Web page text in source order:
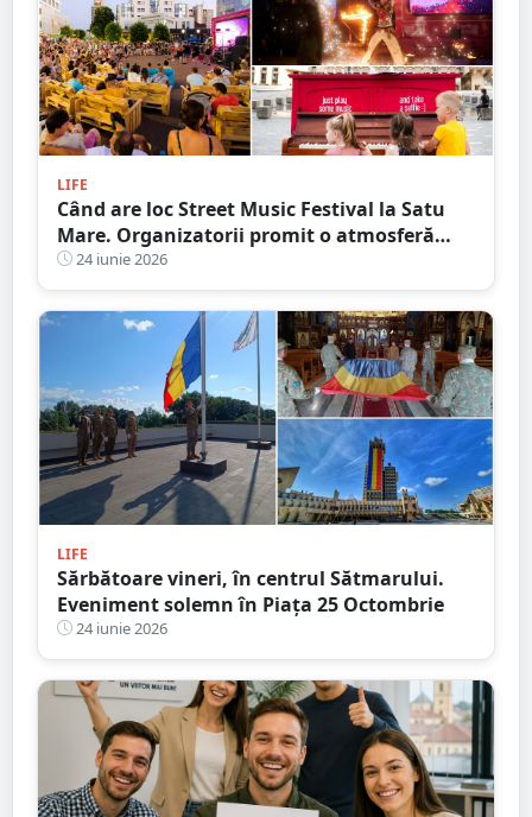
LIFE
Când are loc Street Music Festival la Satu
Mare. Organizatorii promit o atmosferă
vibrantă și plină de energie
24 iunie 2026
LIFE
Sărbătoare vineri, în centrul Sătmarului.
Eveniment solemn în Piața 25 Octombrie
24 iunie 2026